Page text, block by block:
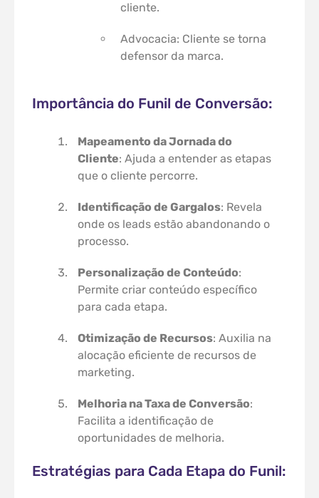
cliente.
Advocacia: Cliente se torna
defensor da marca.
Importância do Funil de Conversão:
Mapeamento da Jornada do
Cliente: Ajuda a entender as etapas
que o cliente percorre.
Identificação de Gargalos: Revela
onde os leads estão abandonando o
processo.
Personalização de Conteúdo:
Permite criar conteúdo específico
para cada etapa.
Otimização de Recursos: Auxilia na
alocação eficiente de recursos de
marketing.
Melhoria na Taxa de Conversão:
Facilita a identificação de
oportunidades de melhoria.
Estratégias para Cada Etapa do Funil: